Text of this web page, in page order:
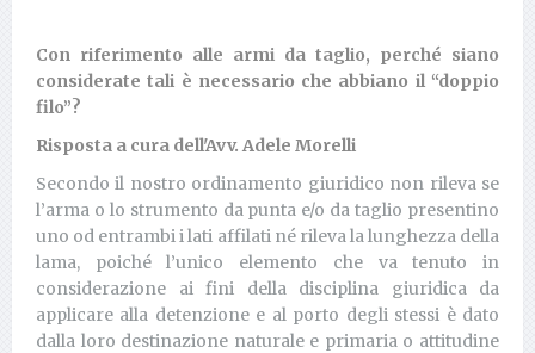
Con riferimento alle armi da taglio, perché siano
considerate tali è necessario che abbiano il “doppio
filo”?
Risposta a cura dell'Avv. Adele Morelli
Secondo il nostro ordinamento giuridico non rileva se
l’arma o lo strumento da punta e/o da taglio presentino
uno od entrambi i lati affilati né rileva la lunghezza della
lama, poiché l’unico elemento che va tenuto in
considerazione ai fini della disciplina giuridica da
applicare alla detenzione e al porto degli stessi è dato
dalla loro destinazione naturale e primaria o attitudine